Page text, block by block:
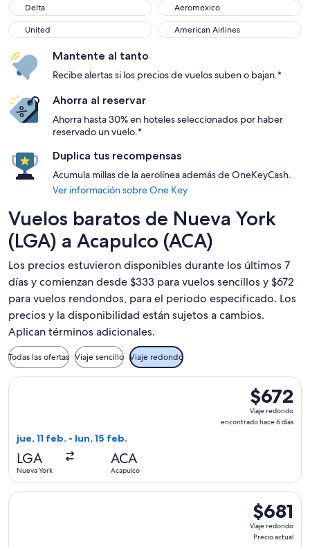
Delta
Delta Aeromexico
Aeromexico
United
United American Airlines
American Airlines
Mantente al tanto
Recibe alertas si los precios de vuelos suben o bajan.*
Ahorra al reservar
Ahorra hasta 30% en hoteles seleccionados por haber
reservado un vuelo.*
Duplica tus recompensas
Acumula millas de la aerolínea además de OneKeyCash.
Ver información sobre One Key
Vuelos baratos de Nueva York
(LGA) a Acapulco (ACA)
Los precios estuvieron disponibles durante los últimos 7
días y comienzan desde $333 para vuelos sencillos y $672
para vuelos rendondos, para el periodo especificado. Los
precios y la disponibilidad están sujetos a cambios.
Aplican términos adicionales.
Todas las ofertas Viaje sencillo Viaje redondo
$672
Viaje
redondo,
$672
Viaje redondo
encontrado hace 6 días
jue, 11 feb. - lun, 15 feb.
LGA
Nueva York
ACA
Acapulco
Seleccionar vuelo de Delta, con salida el jue, 11 feb. desde
$681
Viaje
redondo,
$681
Viaje redondo
Precio actual
Seleccionar vuelo de Delta, con salida el mié, 7 oct. desde